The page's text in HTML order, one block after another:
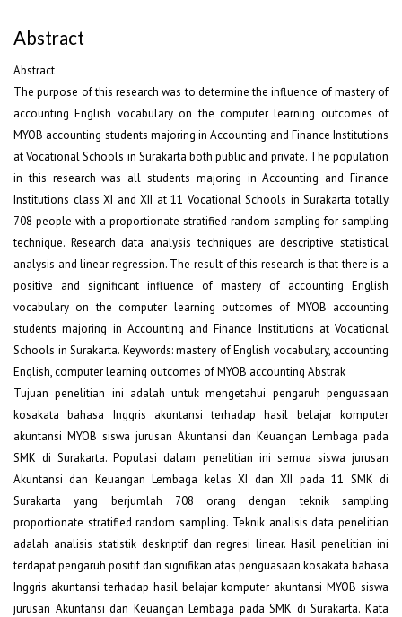
Abstract
Abstract
The purpose of this research was to determine the influence of mastery of
accounting English vocabulary on the computer learning outcomes of
MYOB accounting students majoring in Accounting and Finance Institutions
at Vocational Schools in Surakarta both public and private. The population
in this research was all students majoring in Accounting and Finance
Institutions class XI and XII at 11 Vocational Schools in Surakarta totally
708 people with a proportionate stratified random sampling for sampling
technique. Research data analysis techniques are descriptive statistical
analysis and linear regression. The result of this research is that there is a
positive and significant influence of mastery of accounting English
vocabulary on the computer learning outcomes of MYOB accounting
students majoring in Accounting and Finance Institutions at Vocational
Schools in Surakarta. Keywords: mastery of English vocabulary, accounting
English, computer learning outcomes of MYOB accounting Abstrak
Tujuan penelitian ini adalah untuk mengetahui pengaruh penguasaan
kosakata bahasa Inggris akuntansi terhadap hasil belajar komputer
akuntansi MYOB siswa jurusan Akuntansi dan Keuangan Lembaga pada
SMK di Surakarta. Populasi dalam penelitian ini semua siswa jurusan
Akuntansi dan Keuangan Lembaga kelas XI dan XII pada 11 SMK di
Surakarta yang berjumlah 708 orang dengan teknik sampling
proportionate stratified random sampling. Teknik analisis data penelitian
adalah analisis statistik deskriptif dan regresi linear. Hasil penelitian ini
terdapat pengaruh positif dan signifikan atas penguasaan kosakata bahasa
Inggris akuntansi terhadap hasil belajar komputer akuntansi MYOB siswa
jurusan Akuntansi dan Keuangan Lembaga pada SMK di Surakarta. Kata